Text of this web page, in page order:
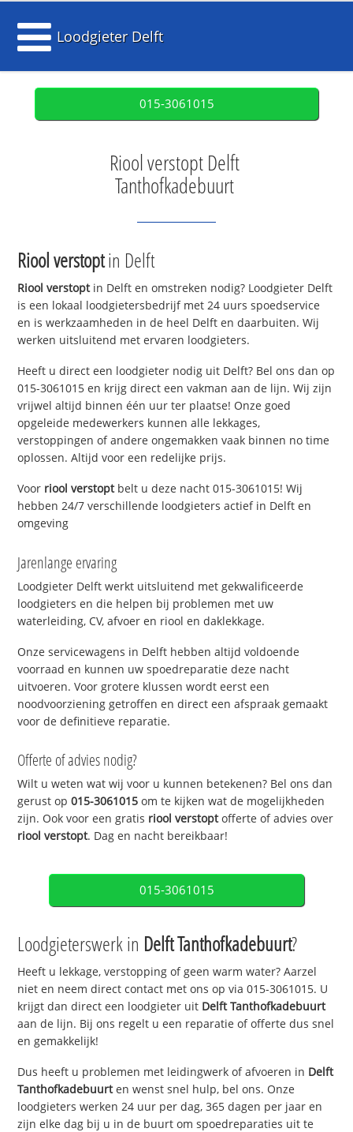
Loodgieter Delft
015-3061015
Riool verstopt Delft
Tanthofkadebuurt
Riool verstoptin Delft
Riool verstoptin Delft en omstreken nodig? Loodgieter Delft
is een lokaal loodgietersbedrijf met 24 uurs spoedservice
en is werkzaamheden in de heel Delft en daarbuiten. Wij
werken uitsluitend met ervaren loodgieters.
Heeft u direct een loodgieter nodig uit Delft? Bel ons dan op
015-3061015 en krijg direct een vakman aan de lijn. Wij zijn
vrijwel altijd binnen één uur ter plaatse! Onze goed
opgeleide medewerkers kunnen alle lekkages,
verstoppingen of andere ongemakken vaak binnen no time
oplossen. Altijd voor een redelijke prijs.
Voor riool verstoptbelt u deze nacht 015-3061015! Wij
hebben 24/7 verschillende loodgieters actief in Delft en
omgeving
Jarenlange ervaring
Loodgieter Delft werkt uitsluitend met gekwalificeerde
loodgieters en die helpen bij problemen met uw
waterleiding, CV, afvoer en riool en daklekkage.
Onze servicewagens in Delft hebben altijd voldoende
voorraad en kunnen uw spoedreparatie deze nacht
uitvoeren. Voor grotere klussen wordt eerst een
noodvoorziening getroffen en direct een afspraak gemaakt
voor de definitieve reparatie.
Offerte of advies nodig?
Wilt u weten wat wij voor u kunnen betekenen? Bel ons dan
gerust op015-3061015 om te kijken wat de mogelijkheden
zijn. Ook voor een gratis riool verstoptofferte of advies over
riool verstopt. Dag en nacht bereikbaar!
015-3061015
Loodgieterswerk in Delft Tanthofkadebuurt?
Heeft u lekkage, verstopping of geen warm water? Aarzel
niet en neem direct contact met ons op via 015-3061015. U
krijgt dan direct een loodgieter uit Delft Tanthofkadebuurt
aan de lijn. Bij ons regelt u een reparatie of offerte dus snel
en gemakkelijk!
Dus heeft u problemen met leidingwerk of afvoeren in Delft
Tanthofkadebuurten wenst snel hulp, bel ons. Onze
loodgieters werken 24 uur per dag, 365 dagen per jaar en
zijn elke dag bij u in de buurt om spoedreparaties uit te